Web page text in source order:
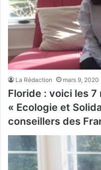
La Rédaction mars 9, 2020
Floride : voici les 7
« Ecologie et
conseillers des